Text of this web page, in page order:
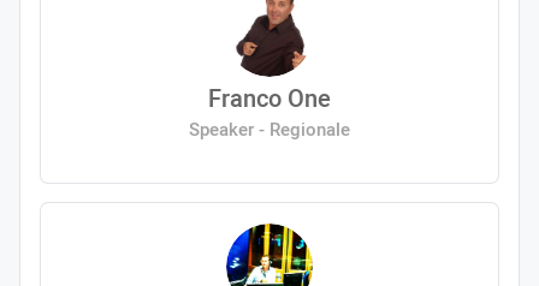
Franco One
Speaker - Regionale